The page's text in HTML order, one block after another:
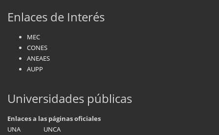
Enlaces de Interés
MEC
CONES
ANEAES
AUPP
Universidades públicas
Enlaces a las páginas oficiales
UNA
UNCA